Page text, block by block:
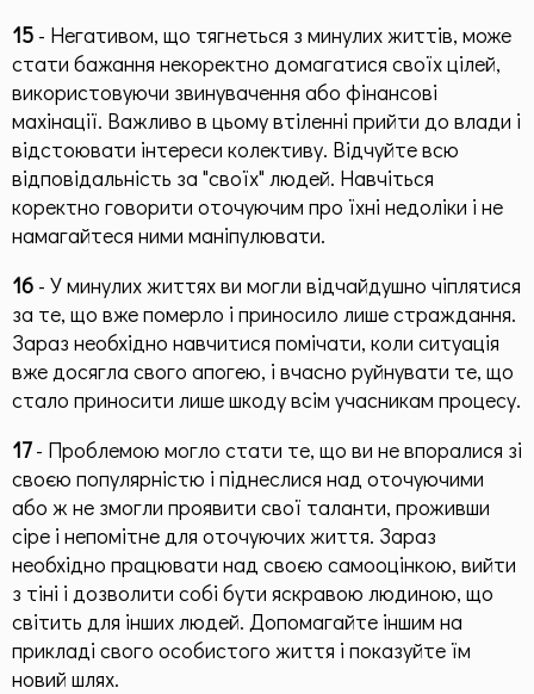
15 - Негативом, що тягнеться з минулих життів, може
стати бажання некоректно домагатися своїх цілей,
використовуючи звинувачення або фінансові
махінації. Важливо в цьому втіленні прийти до влади і
відстоювати інтереси колективу. Відчуйте всю
відповідальність за "своїх" людей. Навчіться
коректно говорити оточуючим про їхні недоліки і не
намагайтеся ними маніпулювати.
16 - У минулих життях ви могли відчайдушно чіплятися
за те, що вже померло і приносило лише страждання.
Зараз необхідно навчитися помічати, коли ситуація
вже досягла свого апогею, і вчасно руйнувати те, що
стало приносити лише шкоду всім учасникам процесу.
17- Проблемою могло стати те, що ви не впоралися зі
своєю популярністю і піднеслися над оточуючими
або ж не змогли проявити свої таланти, проживши
сіре і непомітне для оточуючих життя. Зараз
необхідно працювати над своєю самооцінкою, вийти
з тіні і дозволити собі бути яскравою людиною, що
світить для інших людей. Допомагайте іншим на
прикладі свого особистого життя і показуйте їм
новий шлях.